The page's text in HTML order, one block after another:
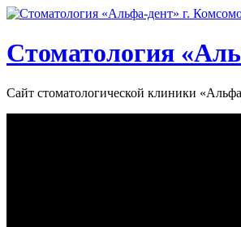
Стоматология
Сайт стоматологической клиники